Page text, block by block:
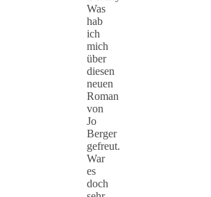
Was
hab
ich
mich
über
diesen
neuen
Roman
von
Jo
Berger
gefreut.
War
es
doch